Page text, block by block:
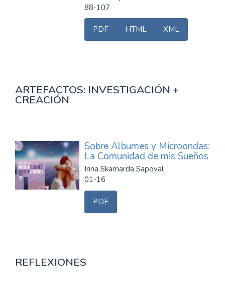
88-107
PDF HTML XML
ARTEFACTOS: INVESTIGACIÓN +
CREACIÓN
Sobre Álbumes y Microondas:
La Comunidad de mis Sueños
Irina Skamarda Sapoval
01-16
PDF
REFLEXIONES